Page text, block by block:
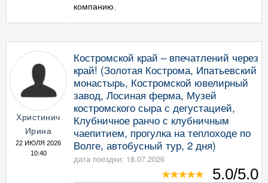
компанию.
Христинич
Ирина
22 ИЮЛЯ 2026
10:40
Костромской край – впечатлений через
край! (Золотая Кострома, Ипатьевский
монастырь, Костромской ювелирный
завод, Лосиная ферма, Музей
костромского сыра с дегустацией,
Клубничное ранчо с клубничным
чаепитием, прогулка на теплоходе по
Волге, автобусный тур, 2 дня)
дата поездки: 18.07.2026
5.0/5.0